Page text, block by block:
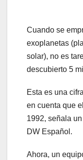
Cuando se
exoplanetas
solar), no es
descubierto 5
Esta es una
en cuenta que
1992, señala
DW Español.
Ahora, un